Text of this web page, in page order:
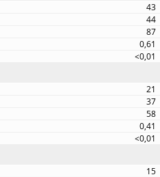
43
44
87
0,61
<0,01
21
37
58
0,41
<0,01
15